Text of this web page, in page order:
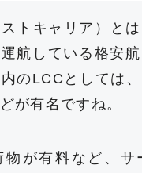
トキャリア）と
航している格安
のLCCとしては
が有名ですね。
物が有料など、サ